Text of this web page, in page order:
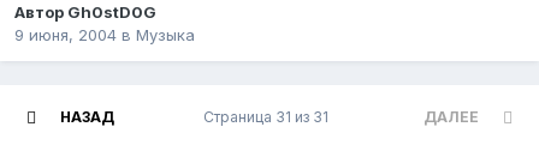
Автор Gh0stD0G
9 июня, 2004 в Музыка
НАЗАД ДАЛЕЕ
Страница 31 из 31